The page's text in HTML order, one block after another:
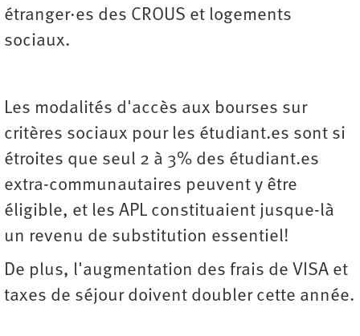
étranger·es des CROUS et logements
sociaux.
Les modalités d'accès aux bourses sur
critères sociaux pour les étudiant.es sont si
étroites que seul 2 à 3% des étudiant.es
extra-communautaires peuvent y être
éligible, et les APL constituaient jusque-là
un revenu de substitution essentiel!
De plus, l'augmentation des frais de VISA et
taxes de séjour doivent doubler cette année.